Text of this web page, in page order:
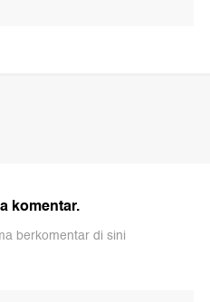
komentar.
berkomentar di sini